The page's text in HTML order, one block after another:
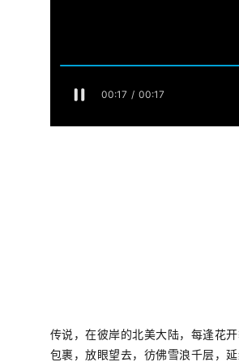
传说，在彼岸的北美大陆，每逢花
包裹，放眼望去，彷佛雪浪千层，延